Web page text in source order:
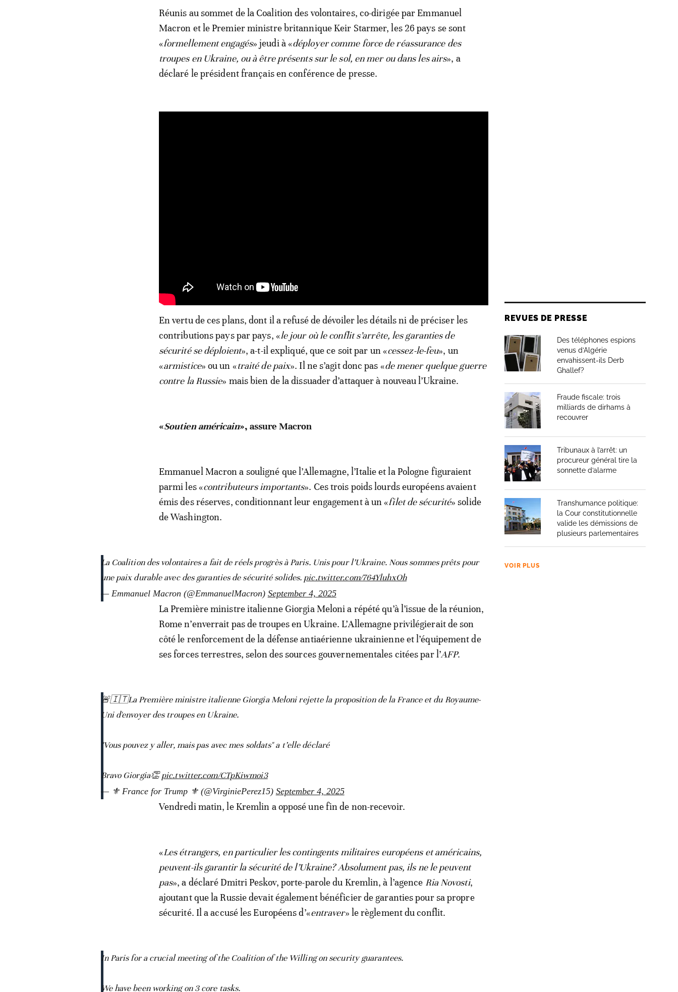
Réunis au sommet de la Coalition des volontaires, co-dirigée par Emmanuel
Macron et le Premier ministre britannique Keir Starmer, les 26 pays se sont
«formellement engagés» jeudi à «déployer comme force de réassurance des
troupes en Ukraine, ou à être présents sur le sol, en mer ou dans les airs», a
déclaré le président français en conférence de presse.
En vertu de ces plans, dont il a refusé de dévoiler les détails ni de préciser les
contributions pays par pays, «le jour où le conflit s’arrête, les garanties de
sécurité se déploient», a-t-il expliqué, que ce soit par un «cessez-le-feu», un
«armistice» ou un «traité de paix». Il ne s’agit donc pas «de mener quelque guerre
contre la Russie» mais bien de la dissuader d’attaquer à nouveau l’Ukraine.
«Soutien américain», assure Macron
Emmanuel Macron a souligné que l’Allemagne, l’Italie et la Pologne figuraient
parmi les «contributeurs importants». Ces trois poids lourds européens avaient
émis des réserves, conditionnant leur engagement à un «filet de sécurité» solide
de Washington.
La Coalition des volontaires a fait de réels progrès à Paris. Unis pour l’Ukraine. Nous sommes prêts pour
une paix durable avec des garanties de sécurité solides. pic.twitter.com/764YluhxOh
— Emmanuel Macron (@EmmanuelMacron) September 4, 2025
La Première ministre italienne Giorgia Meloni a répété qu’à l’issue de la réunion,
Rome n’enverrait pas de troupes en Ukraine. L’Allemagne privilégierait de son
côté le renforcement de la défense antiaérienne ukrainienne et l’équipement de
ses forces terrestres, selon des sources gouvernementales citées par l’AFP.
🚨🇮🇹La Première ministre italienne Giorgia Meloni rejette la proposition de la France et du Royaume-
Uni d'envoyer des troupes en Ukraine.
"Vous pouvez y aller, mais pas avec mes soldats" a t’elle déclaré
Bravo Giorgia👏pic.twitter.com/CTpKiwmoi3
— ⚜ France for Trump ⚜ (@VirginiePerez15) September 4, 2025
Vendredi matin, le Kremlin a opposé une fin de non-recevoir.
«Les étrangers, en particulier les contingents militaires européens et américains,
peuvent-ils garantir la sécurité de l’Ukraine? Absolument pas, ils ne le peuvent
pas», a déclaré Dmitri Peskov, porte-parole du Kremlin, à l’agence Ria Novosti,
ajoutant que la Russie devait également bénéficier de garanties pour sa propre
sécurité. Il a accusé les Européens d’«entraver» le règlement du conflit.
In Paris for a crucial meeting of the Coalition of the Willing on security guarantees.
We have been working on 3 core tasks.
REVUES DE PRESSE
Des téléphones espions
venus d’Algérie
envahissent-ils Derb
Ghallef?
Fraude fiscale: trois
milliards de dirhams à
recouvrer
Tribunaux à l’arrêt: un
procureur général tire la
sonnette d’alarme
Transhumance politique:
la Cour constitutionnelle
valide les démissions de
plusieurs parlementaires
VOIR PLUS